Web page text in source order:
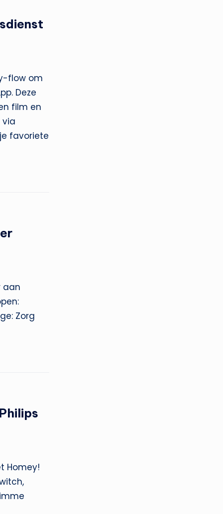
flow om
Deze
film en
favoriete
aan
Zorg
Homey!